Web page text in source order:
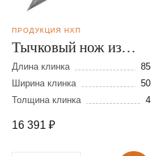
ПРОДУКЦИЯ НХП
Тычковый нож из
дамасской стали
Длина клинка
85
Ширина клинка
50
Толщина клинка
4
16 391 ₽